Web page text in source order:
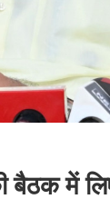
में लिए